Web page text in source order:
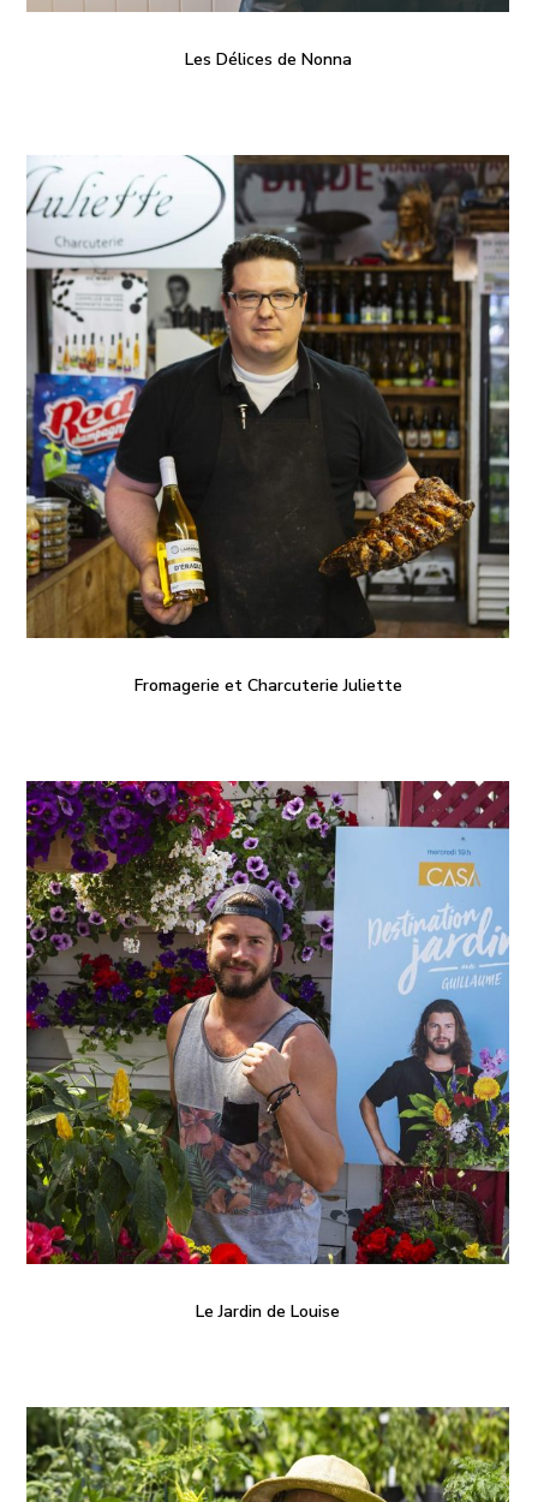
Les Délices de Nonna
Fromagerie et Charcuterie Juliette
Le Jardin de Louise